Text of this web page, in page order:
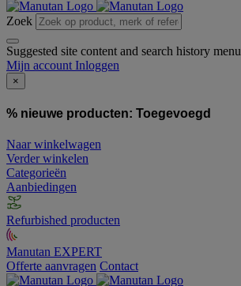
Zoek
Suggested site content and search history menu
Mijn account Inloggen
×
% nieuwe producten: Toegevoegd
Naar winkelwagen
Verder winkelen
Categorieën
Aanbiedingen
Refurbished producten
Manutan EXPERT
Offerte aanvragen Contact